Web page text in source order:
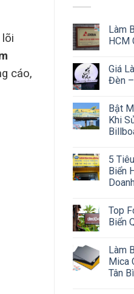
cáo,
Làm
HCM
Giá
Đèn
Bật
Khi
5
Biển
Top
Biển
Làm
Mica
Tân